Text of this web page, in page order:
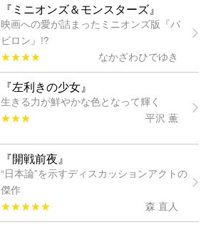
『ミニオンズ＆モンスターズ』
映画への愛が詰まったミニオンズ版『バ
ビロン』!?
★★★★
なかざわひでゆき
『左利きの少女』
生きる力が鮮やかな色となって輝く
★★★
平沢 薫
『開戦前夜』
“日本論”を示すディスカッションアクトの
傑作
★★★★★
森 直人